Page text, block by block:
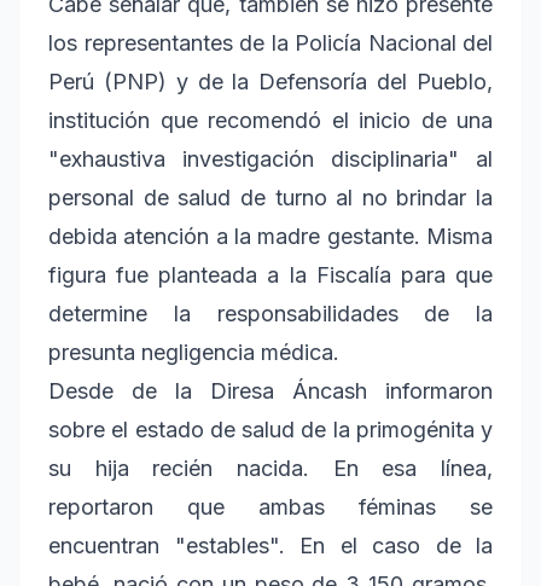
los representantes de la Policía Nacional del
Perú (PNP) y de la Defensoría del Pueblo,
institución que recomendó el inicio de una
"exhaustiva investigación disciplinaria" al
personal de salud de turno al no brindar la
debida atención a la madre gestante. Misma
figura fue planteada a la Fiscalía para que
determine la responsabilidades de la
presunta negligencia médica.
Desde de la Diresa Áncash informaron
sobre el estado de salud de la primogénita y
su hija recién nacida. En esa línea,
reportaron que ambas féminas se
encuentran "estables". En el caso de la